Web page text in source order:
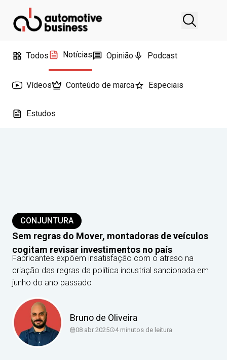
Todos Notícias Opinião Podcast
Vídeos Conteúdo de marca Especiais
Estudos
CONJUNTURA
Sem regras do Mover, montadoras de veículos
cogitam revisar investimentos no país
Fabricantes expõem insatisfação com o atraso na
criação das regras da política industrial sancionada em
junho do ano passado
Bruno de Oliveira
08 abr 2025 4minutos de leitura